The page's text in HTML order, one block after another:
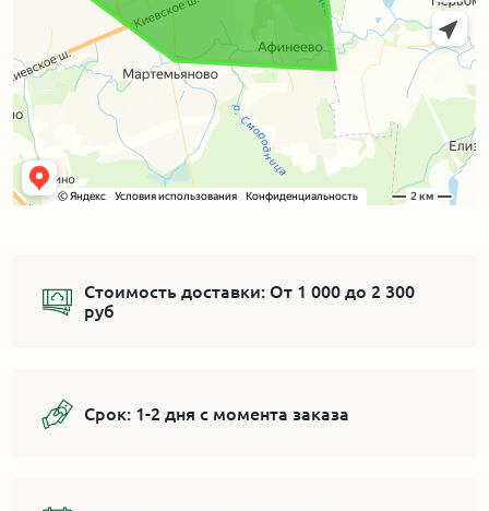
Стоимость доставки: От 1 000 до 2 300
руб
Срок: 1-2 дня с момента заказа